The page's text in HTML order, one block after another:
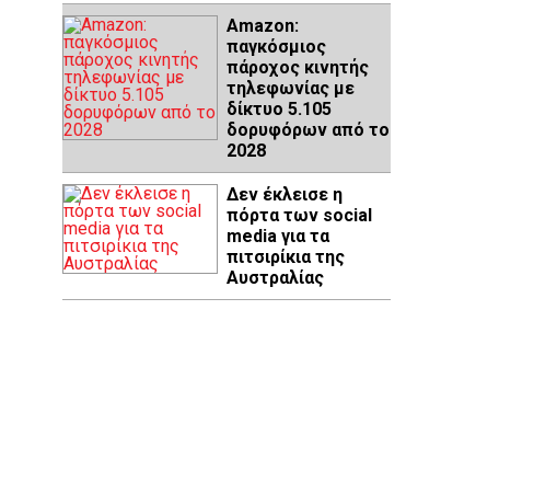
Amazon:
παγκόσμιος
πάροχος κινητής
τηλεφωνίας με
δίκτυο 5.105
δορυφόρων από το
2028
Δεν έκλεισε η
πόρτα των social
media για τα
πιτσιρίκια της
Αυστραλίας